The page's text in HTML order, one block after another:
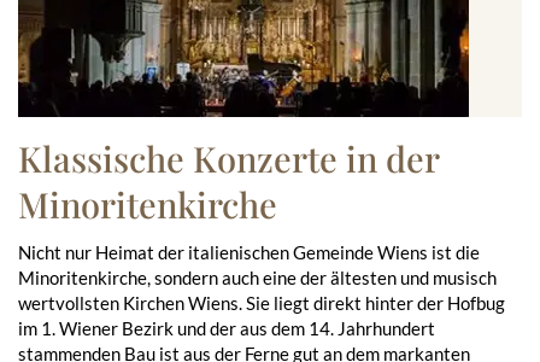
Klassische Konzerte in der
Minoritenkirche
Nicht nur Heimat der italienischen Gemeinde Wiens ist die
Minoritenkirche, sondern auch eine der ältesten und musisch
wertvollsten Kirchen Wiens. Sie liegt direkt hinter der Hofbug
im 1. Wiener Bezirk und der aus dem 14. Jahrhundert
stammenden Bau ist aus der Ferne gut an dem markanten